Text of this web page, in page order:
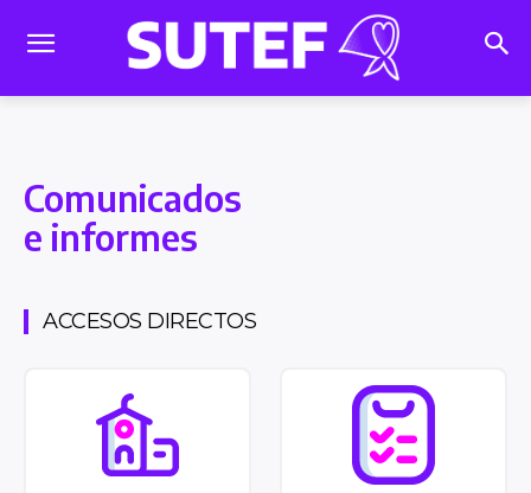
Comunicados
e informes
ACCESOS DIRECTOS